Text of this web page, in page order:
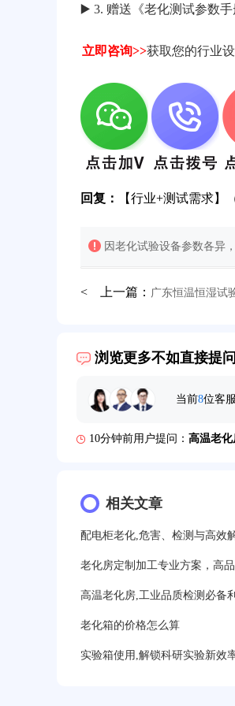
▶️ 3. 赠送《老化测试参数手
立即咨询>>获取您的行业设
回复： 【行业+测试需求】
因老化试验设备参数各异
< 上一篇： 广东恒温恒湿试
浏览更多不如直接提
当前8位客
7分钟前用户提问：老化房安
10分钟前用户提问： 高温老化
13分钟前用户提问：
15分钟前用户提问：高低温试
17分钟前用户提问：步入式
22分钟前用户提问：紫外线老
25分钟前用户提问：
27分钟前用户提问：移动电源
相关文章
配电柜老化,危害、检测与高效
老化房定制加工专业方案，高
高温老化房,工业品质检测必备
老化箱的价格怎么算
实验箱使用,解锁科研实验新效